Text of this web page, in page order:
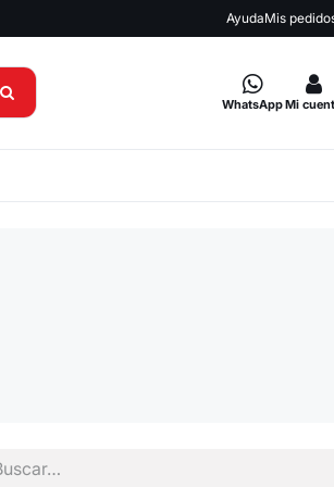
AyudaMis
WhatsAppMi